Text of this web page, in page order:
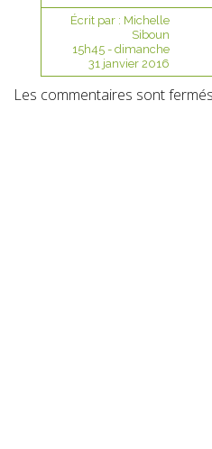
Écrit par : Michelle
Siboun
15h45- dimanche
31 janvier 2016
Les commentaires sont